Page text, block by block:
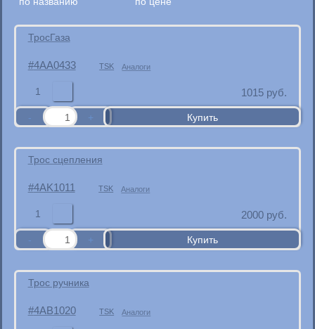
ТросГаза
4AA0433 TSK Аналоги
1 1015 руб.
Трос сцепления
4AK1011 TSK Аналоги
1 2000 руб.
Трос ручника
4AB1020 TSK Аналоги